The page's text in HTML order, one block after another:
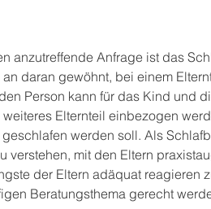
anzutreffende Anfrage ist das
daran gewöhnt, bei einem
Person kann für das Kind und
Elternteil einbezogen
werden soll. Als
verstehen, mit den Eltern
der Eltern adäquat reagieren
Beratungsthema gerecht